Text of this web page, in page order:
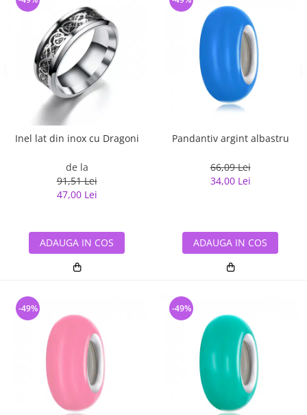
Inel lat din inox cu Dragoni
de la
91,51 Lei
47,00 Lei
ADAUGA IN COS
Pandantiv argint albastru
66,09 Lei
34,00 Lei
ADAUGA IN COS
-49% -49%